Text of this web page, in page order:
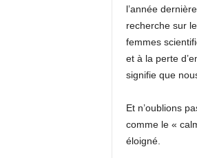
l’année
recherche sur
femmes
et à la perte
signifie que
Et n’oublions
comme le «
éloigné.